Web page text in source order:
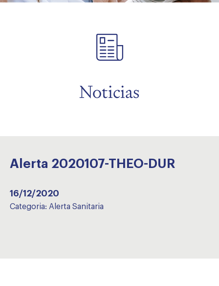
Noticias
Alerta 2020107-THEO-DUR
16/12/2020
Categoria: Alerta Sanitaria